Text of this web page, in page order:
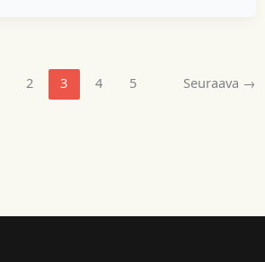
2 3 4 5 Seuraava →